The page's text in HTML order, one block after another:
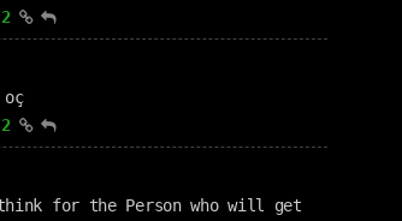
2
oç
2
for the Person who will get